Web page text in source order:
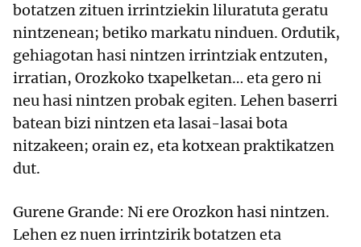
botatzen zituen irrintziekin liluratuta geratu
nintzenean; betiko markatu ninduen. Ordutik,
gehiagotan hasi nintzen irrintziak entzuten,
irratian, Orozkoko txapelketan… eta gero ni
neu hasi nintzen probak egiten. Lehen baserri
batean bizi nintzen eta lasai-lasai bota
nitzakeen; orain ez, eta kotxean praktikatzen
dut.
Gurene Grande: Ni ere Orozkon hasi nintzen.
Lehen ez nuen irrintzirik botatzen eta